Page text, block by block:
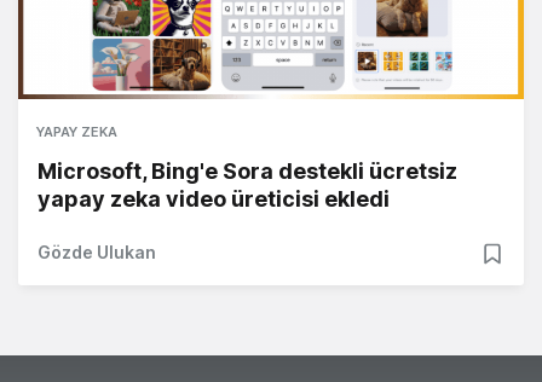
YAPAY ZEKA
Microsoft, Bing'e Sora destekli ücretsiz
yapay zeka video üreticisi ekledi
Gözde Ulukan